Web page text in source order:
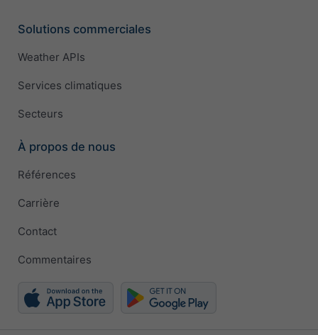
Solutions commerciales
Weather APIs
Services climatiques
Secteurs
À propos de nous
Références
Carrière
Contact
Commentaires